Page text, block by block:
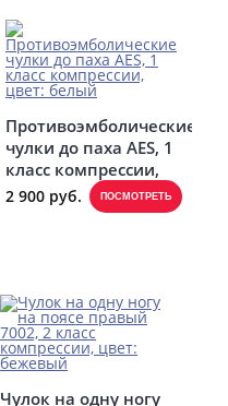
Противоэмболические
чулки до паха AES, 1
класс компрессии,
цвет: белый
2 900 руб. ПОСМОТРЕТЬ
Чулок на одну ногу